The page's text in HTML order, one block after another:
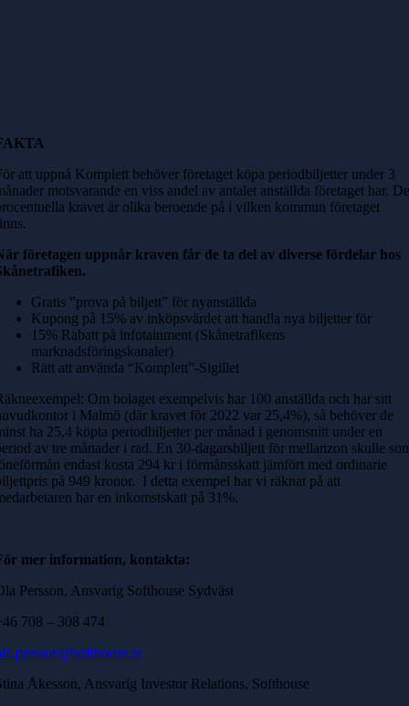
att uppnå Komplett behöver företaget köpa periodbiljetter under 3
motsvarande en viss andel av antalet anställda företaget har.
kravet är olika beroende på i vilken kommun företaget
företagen uppnår kraven får de ta del av diverse fördelar hos
Gratis ”prova på biljett” för nyanställda
Kupong på 15% av inköpsvärdet att handla nya biljetter för
15% Rabatt på infotainment (Skånetrafikens
marknadsföringskanaler)
Rätt att använda “Komplett”-Sigillet
Om bolaget exempelvis har 100 anställda och har sitt
i Malmö (där kravet för 2022 var 25,4%), så behöver de
ha 25,4 köpta periodbiljetter per månad i genomsnitt under en
av tre månader i rad. En 30-dagarsbiljett för mellanzon skulle
endast kosta 294 kr i förmånsskatt jämfört med ordinarie
på 949 kronor. I detta exempel har vi räknat på att
har en inkomstskatt på 31%.
mer information, kontakta:
Persson, Ansvarig Softhouse Sydväst
708 – 308 474
Åkesson, Ansvarig Investor Relations, Softhouse